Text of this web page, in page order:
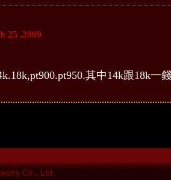
25 ,2009
其中14k跟18k
Co., Ltd.